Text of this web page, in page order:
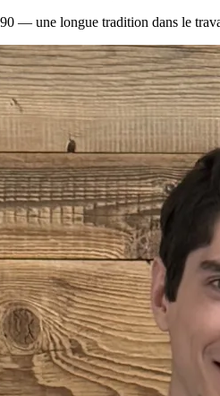
— une longue tradition dans le